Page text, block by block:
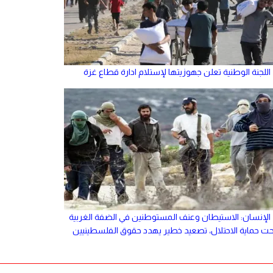
اللجنة الوطنية تعلن جهوزيتها لإستلام ادارة قطاع غزة
الإنسان: الاستيطان وعنف المستوطنين في الضفة الغربية
حماية الاحتلال، تصعيد خطير يهدد حقوق الفلسطينيين